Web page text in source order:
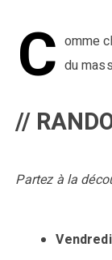
C omme
du
//
Partez à la